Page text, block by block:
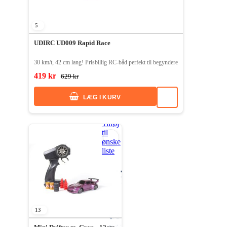
5
UDIRC UD009 Rapid Race
30 km/t, 42 cm lang! Prisbillig RC-båd perfekt til begyndere
419 kr 629 kr
LÆG I KURV
Tilføj
til
ønske
liste
13